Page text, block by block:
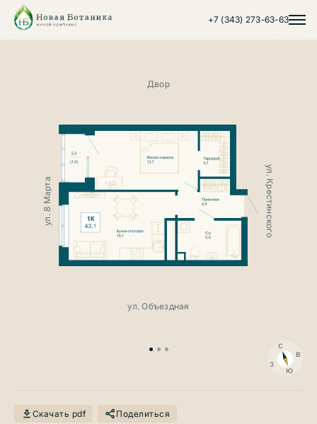
+7 (343) 273-63-63
з
с
в
ю
Двор
ул. Крестинского
ул. Объездная
ул. 8 Марта
Скачать pdf Поделиться